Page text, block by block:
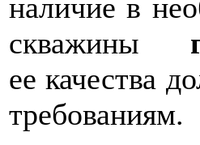
наличие в
скважины
ее качества
требованиям.